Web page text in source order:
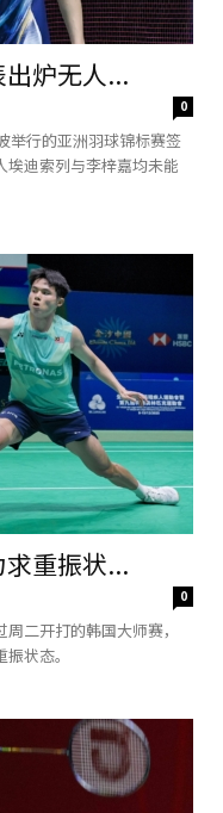
出炉无人...
0
举行的亚洲羽球锦标赛签
埃迪索列与李梓嘉均未能
求重振状...
0
二开打的韩国大师赛，
状态。